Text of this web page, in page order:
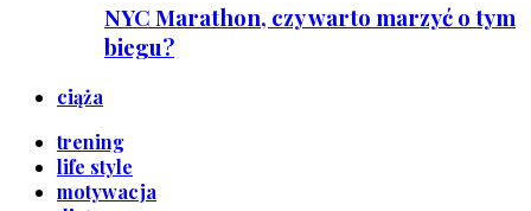
NYC Marathon, czy warto marzyć o tym
biegu?
ciąża
trening
life style
motywacja